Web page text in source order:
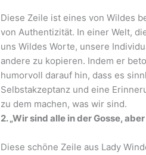
Diese Zeile ist eines von Wildes
von Authentizität. In einer Welt,
uns Wildes Worte, unsere
andere zu kopieren. Indem er
humorvoll darauf hin, dass es
Selbstakzeptanz und eine
zu dem machen, was wir sind.
2. „Wir sind alle in der Gosse,
Diese schöne Zeile aus Lady